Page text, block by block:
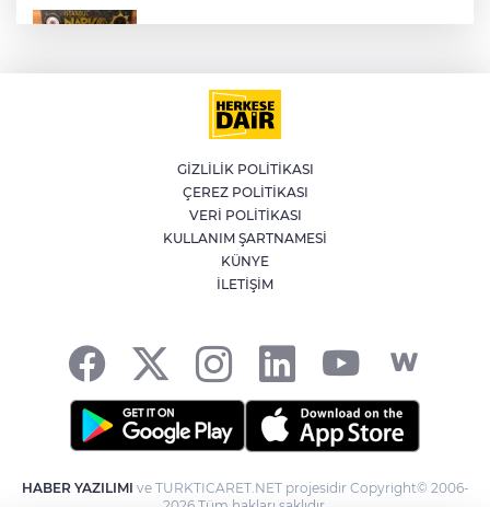
İran'dan Müslümanlara kötü niyetli dış
güçlere karşı birleşme çağrısı
Meteoroloji'den kavurucu sıcak ve
kuvvetli rüzgar uyarısı
Yeni yangın havuzları orman
GİZLİLİK POLİTİKASI
ÇEREZ POLİTİKASI
VERİ POLİTİKASI
KULLANIM ŞARTNAMESİ
KÜNYE
İLETİŞİM
HABER YAZILIMI ve TURKTICARET.NET projesidir Copyright© 2006-